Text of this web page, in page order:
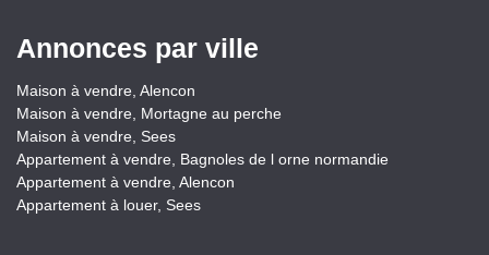
Annonces par ville
Maison à vendre, Alencon
Maison à vendre, Mortagne au perche
Maison à vendre, Sees
Appartement à vendre, Bagnoles de l orne normandie
Appartement à vendre, Alencon
Appartement à louer, Sees